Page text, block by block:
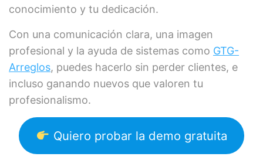
conocimiento y tu dedicación.
Con una comunicación clara, una imagen
profesional y la ayuda de sistemas como GTG-
Arreglos, puedes hacerlo sin perder clientes, e
incluso ganando nuevos que valoren tu
profesionalismo.
Quiero probar la demo gratuita